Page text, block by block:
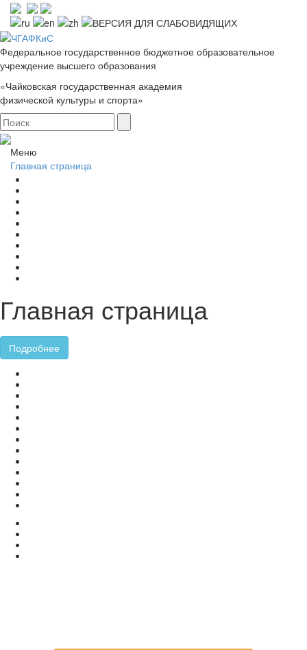
Федеральное государственное бюджетное образовательное
учреждение высшего образования
«Чайковская государственная академия
физической культуры и спорта»
Меню
Главная страница
Главная страница
Подробнее